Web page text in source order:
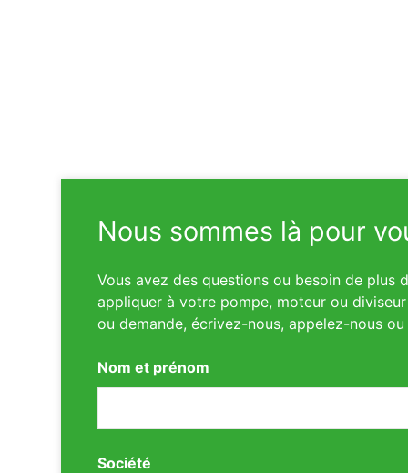
Nous sommes là pour
Vous avez des questions ou besoin de plus
appliquer à votre pompe, moteur ou
ou demande, écrivez-nous, appelez-nous
Nom et prénom
Société